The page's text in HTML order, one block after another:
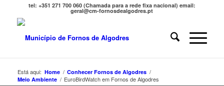
tel: +351 271 700 060 (Chamada para a rede fixa nacional) email:
geral@cm-fornosdealgodres.pt
Está aqui: Home / Conhecer Fornos de Algodres /
Meio Ambiente / EuroBirdWatch em Fornos de Algodres